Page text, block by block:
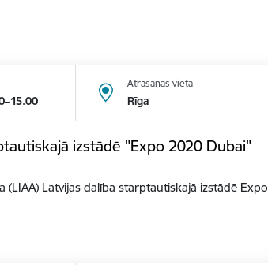
Atrašanās vieta
Rīga
izstādē "Expo 2020 Dubai"
Latvijas dalība starptautiskajā izstādē Expo